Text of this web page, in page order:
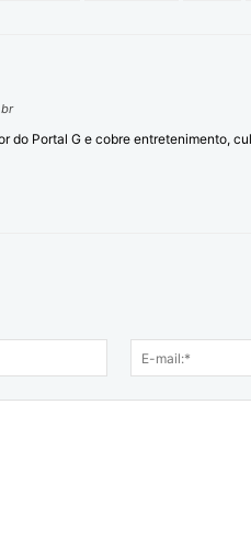
do Portal G e cobre entretenimento,
Nome:*